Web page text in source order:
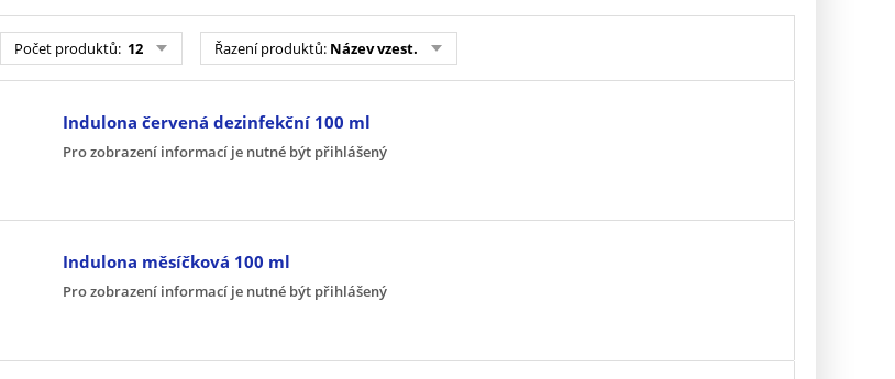
Počet produktů: 12 Řazení produktů: Název vzest.
Indulona červená dezinfekční 100 ml
Pro zobrazení informací je nutné být přihlášený
Indulona měsíčková 100 ml
Pro zobrazení informací je nutné být přihlášený